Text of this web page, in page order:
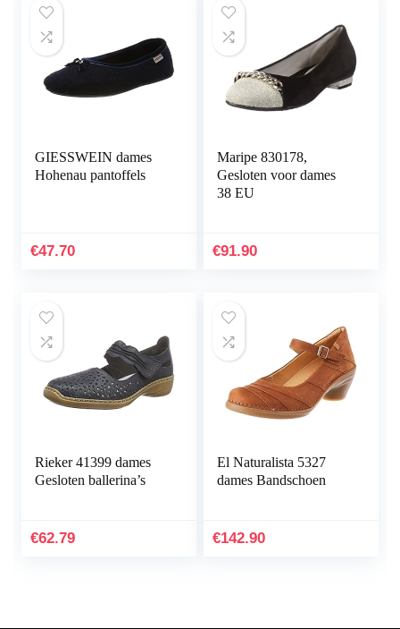
GIESSWEIN dames
Hohenau pantoffels
€47.70
Maripe 830178,
Gesloten voor dames
38 EU
€91.90
Rieker 41399 dames
Gesloten ballerina’s
€62.79
El Naturalista 5327
dames Bandschoen
€142.90